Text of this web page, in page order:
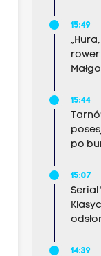
15:49
15:44
po
15:07
Serial
14:39